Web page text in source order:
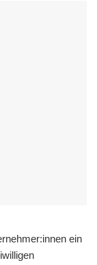
ein